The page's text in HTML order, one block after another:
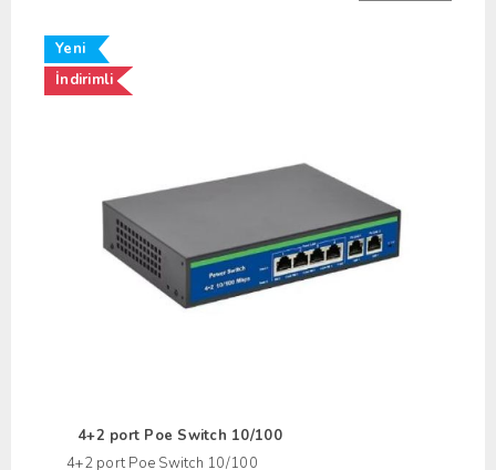
4+2 port Poe Switch 10/100
4+2 port Poe Switch 10/100
Yeni
İndirimli